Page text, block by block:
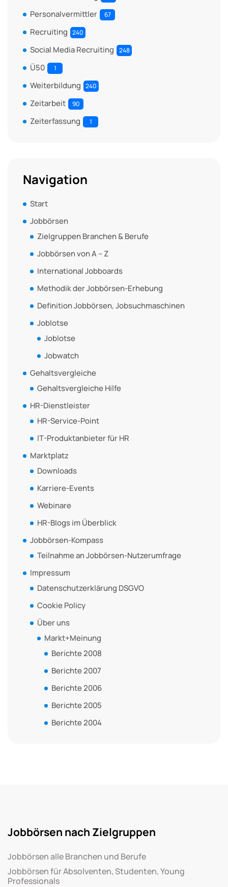
Personalvermittler 67
Recruiting 240
Social Media Recruiting 248
Ü50 1
Weiterbildung 240
Zeitarbeit 90
Zeiterfassung 1
Navigation
Start
Jobbörsen
Zielgruppen Branchen & Berufe
Jobbörsen von A – Z
International Jobboards
Methodik der Jobbörsen-Erhebung
Definition Jobbörsen, Jobsuchmaschinen
Joblotse
Joblotse
Jobwatch
Gehaltsvergleiche
Gehaltsvergleiche Hilfe
HR-Dienstleister
HR-Service-Point
IT-Produktanbieter für HR
Marktplatz
Downloads
Karriere-Events
Webinare
HR-Blogs im Überblick
Jobbörsen-Kompass
Teilnahme an Jobbörsen-Nutzerumfrage
Impressum
Datenschutzerklärung DSGVO
Cookie Policy
Über uns
Markt+Meinung
Berichte 2008
Berichte 2007
Berichte 2006
Berichte 2005
Berichte 2004
Jobbörsen nach Zielgruppen
Jobbörsen alle Branchen und Berufe
Jobbörsen für Absolventen, Studenten, Young
Professionals